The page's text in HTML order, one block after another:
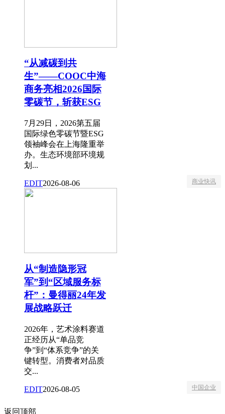
“从减碳到共
生”——COOC中海
商务亮相2026国际
零碳节，斩获ESG
7月29日，2026第五届
国际绿色零碳节暨ESG
领袖峰会在上海隆重举
办。生态环境部环境规
划...
EDIT2026-08-06 商业快讯
从“制造隐形冠
军”到“区域服务标
杆”：曼得丽24年发
展战略跃迁
2026年，艺术涂料赛道
正经历从“单品竞
争”到“体系竞争”的关
键转型。消费者对品质
交...
EDIT2026-08-05 中国企业
返回顶部